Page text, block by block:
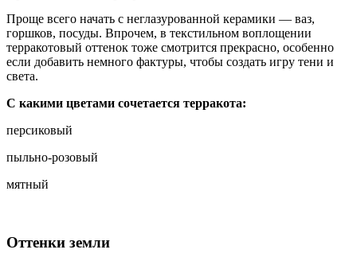
Проще всего начать с неглазурованной керамики — ваз,
горшков, посуды. Впрочем, в текстильном воплощении
терракотовый оттенок тоже смотрится прекрасно, особенно
если добавить немного фактуры, чтобы создать игру тени и
света.
С какими цветами сочетается терракота:
персиковый
пыльно-розовый
мятный
Оттенки земли